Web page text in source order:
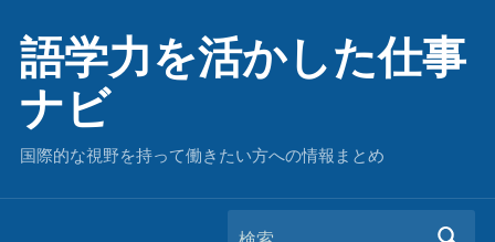
語学力を活かした仕事
ナビ
国際的な視野を持って働きたい方への情報まとめ
検索